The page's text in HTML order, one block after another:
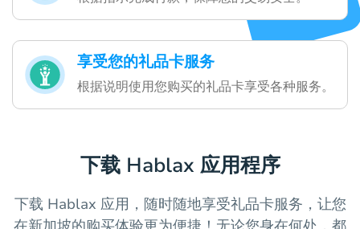
享受您的礼品卡服务
根据说明使用您购买的礼品卡享受各种服务。
下载 Hablax 应用程序
下载 Hablax 应用，随时随地享受礼品卡服务，让您